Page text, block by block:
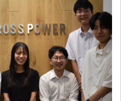
エンジニアも多いので、チャッ
ィスのサービスを使用して、チ
ンを円滑にしています。